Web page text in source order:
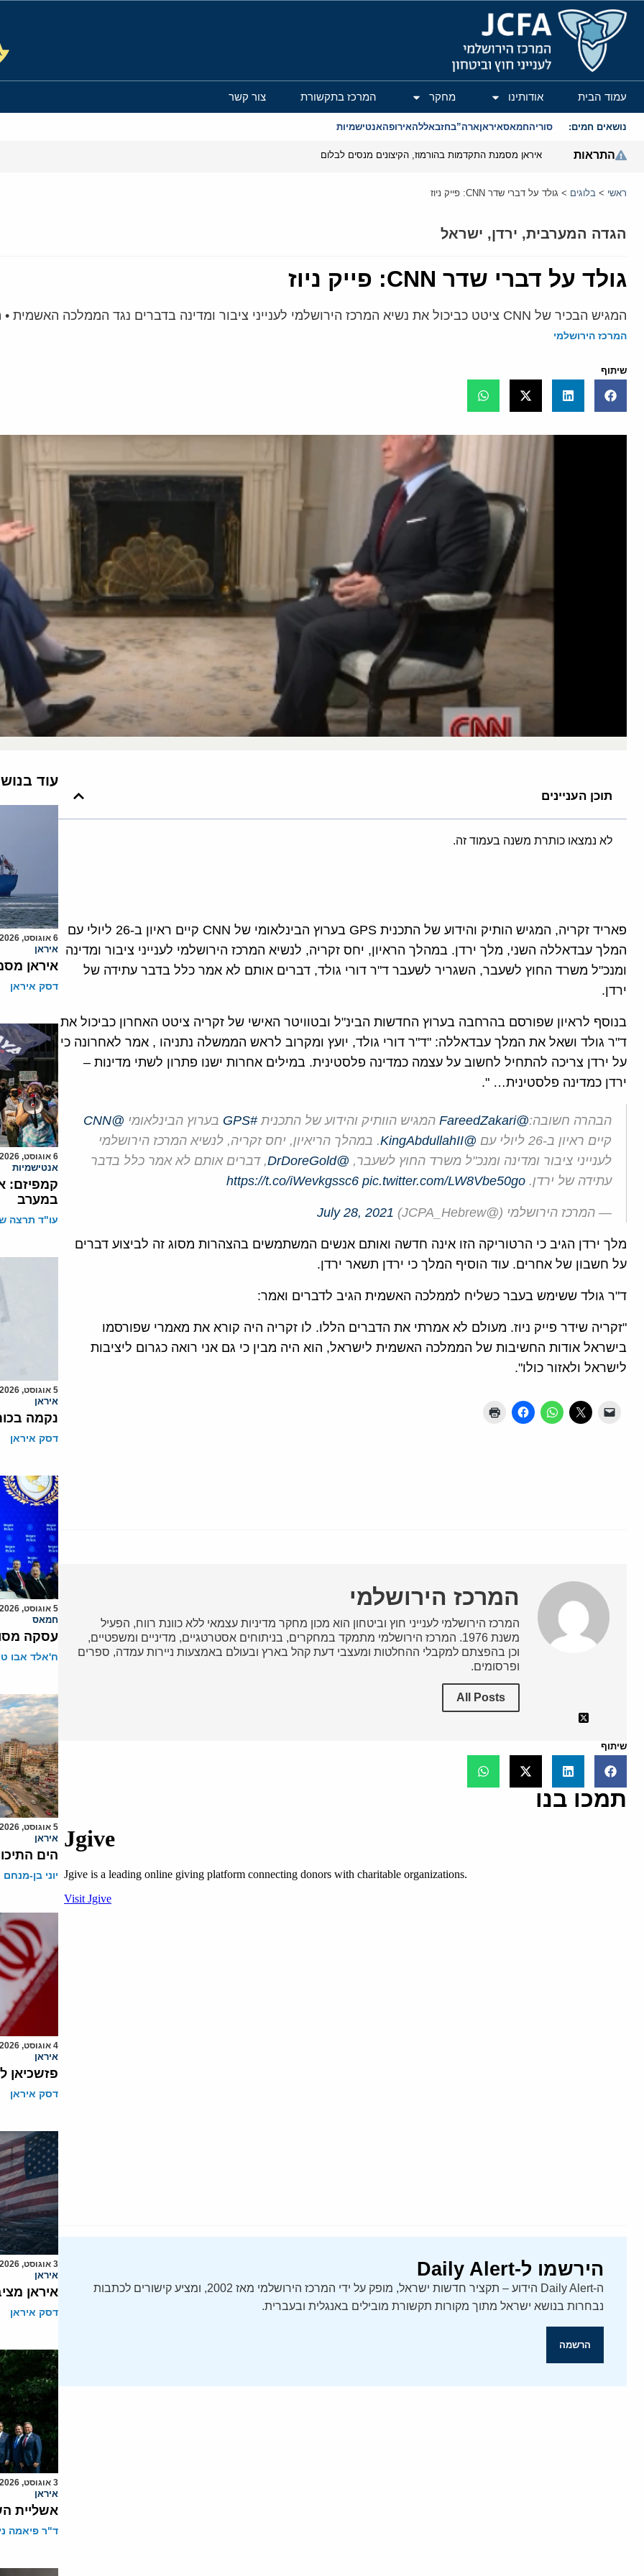
המרכז הירושלמי לענייני חוץ וביטחון
עמוד הבית אודותינו מחקר המרכז בתקשורת צור קשר
נושאים חמים: סוריהחמאסאיראןארה”בחזבאללהאירופהאנטישמיות
התראות איראן מסמנת התקדמות בהורמוז, הקיצונים מנסים לבלום
ראשי > בלוגים > גולד על דברי שדר CNN: פייק ניוז
הגדה המערבית, ירדן, ישראל
גולד על דברי שדר CNN: פייק ניוז
המגיש הבכיר של CNN ציטט כביכול את נשיא המרכז הירושלמי לענייני ציבור ומדינה בדברים נגד הממלכה האשמית • השגריר גולד:" מעולם לא אמרתי את הדברים הללו"*
המרכז הירושלמי
שיתוף
תוכן העניינים
לא נמצאו כותרת משנה בעמוד זה.
פאריד זקריה, המגיש הותיק והידוע של התכנית GPS בערוץ הבינלאומי של CNN קיים ראיון ב-26 ליולי עם
המלך עבדאללה השני, מלך ירדן. במהלך הראיון, יחס זקריה, לנשיא המרכז הירושלמי לענייני ציבור ומדינה
ומנכ"ל משרד החוץ לשעבר, השגריר לשעבר ד"ר דורי גולד, דברים אותם לא אמר כלל בדבר עתידה של
ירדן.
בנוסף לראיון שפורסם בהרחבה בערוץ החדשות הבינ"ל ובטוויטר האישי של זקריה ציטט האחרון כביכול את
ד"ר גולד ושאל את המלך עבדאללה: "ד"ר דורי גולד, יועץ ומקרוב לראש הממשלה נתניהו , אמר לאחרונה כי
על ירדן צריכה להתחיל לחשוב על עצמה כמדינה פלסטינית. במילים אחרות ישנו פתרון לשתי מדינות –
ירדן כמדינה פלסטינית… ".
הבהרה חשובה:@FareedZakari המגיש הוותיק והידוע של התכנית#GPS בערוץ הבינלאומי @CNN
קיים ראיון ב-26 ליולי עם
@KingAbdullahII
. במהלך הריאיון, יחס זקריה, לנשיא המרכז הירושלמי
לענייני ציבור ומדינה ומנכ"ל משרד החוץ לשעבר, @DrDoreGold
, דברים אותם לא אמר כלל בדבר
עתידה של ירדן.
https://t.co/iWevkgssc6 pic.twitter.com/LW8Vbe50go
— המרכז הירושלמי (@JCPA_Hebrew) July 28, 2021
מלך ירדן הגיב כי הרטוריקה הזו אינה חדשה ואותם אנשים המשתמשים בהצהרות מסוג זה לביצוע דברים
על חשבון של אחרים. עוד הוסיף המלך כי ירדן תשאר ירדן.
ד"ר גולד ששימש בעבר כשליח לממלכה האשמית הגיב לדברים ואמר:
"זקריה שידר פייק ניוז. מעולם לא אמרתי את הדברים הללו. לו זקריה היה קורא את מאמרי שפורסמו
בישראל אודות החשיבות של הממלכה האשמית לישראל, הוא היה מבין כי גם אני רואה כגרום ליציבות
לישראל ולאזור כולו".
המרכז הירושלמי
המרכז הירושלמי לענייני חוץ וביטחון הוא מכון מחקר מדיניות עצמאי ללא כוונת רווח, הפעיל
משנת 1976. המרכז הירושלמי מתמקד במחקרים, בניתוחים אסטרטגיים, מדיניים ומשפטיים,
וכן בהפצתם למקבלי ההחלטות ומעצבי דעת קהל בארץ ובעולם באמצעות ניירות עמדה, ספרים
ופרסומים.
All Posts
שיתוף
תמכו בנו
הירשמו ל-Daily Alert
ה-Daily Alert הידוע – תקציר חדשות ישראל, מופק על ידי המרכז הירושלמי מאז 2002, ומציע קישורים לכתבות
נבחרות בנושא ישראל מתוך מקורות תקשורת מובילים באנגלית ובעברית.
הרשמה
עוד
6 אוגוסט, 2026
איראן
איראן
דסק איראן
6 אוגוסט, 2026
אנטישמיות
קמפיזם:
במערב
עו"ד תרצה
5 אוגוסט, 2026
איראן
נקמה
דסק איראן
5 אוגוסט, 2026
חמאס
עסקה
ח'אלד אבו
5 אוגוסט, 2026
איראן
הים
יוני בן-מנחם
4 אוגוסט, 2026
איראן
פזשכיאן
דסק איראן
3 אוגוסט, 2026
איראן
איראן
דסק איראן
3 אוגוסט, 2026
איראן
אשליית
ד"ר פיאמה